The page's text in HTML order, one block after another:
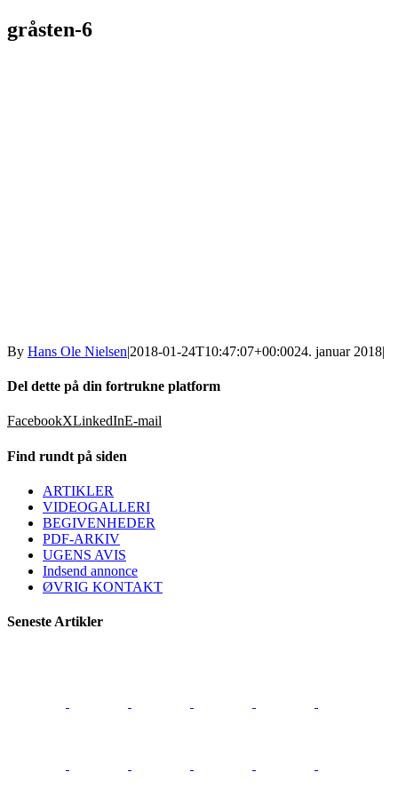
gråsten-6
By Hans Ole Nielsen|2018-01-24T10:47:07+00:0024. januar 2018|
Del dette på din fortrukne platform
FacebookXLinkedInE-mail
Find rundt på siden
ARTIKLER
VIDEOGALLERI
BEGIVENHEDER
PDF-ARKIV
UGENS AVIS
Indsend annonce
ØVRIG KONTAKT
Seneste Artikler